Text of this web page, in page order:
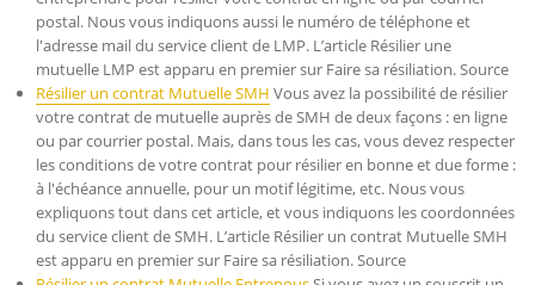
postal. Nous vous indiquons aussi le numéro de téléphone et
l'adresse mail du service client de LMP. L’article Résilier une
mutuelle LMP est apparu en premier sur Faire sa résiliation. Source
Résilier un contrat Mutuelle SMH Vous avez la possibilité de résilier
votre contrat de mutuelle auprès de SMH de deux façons : en ligne
ou par courrier postal. Mais, dans tous les cas, vous devez respecter
les conditions de votre contrat pour résilier en bonne et due forme :
à l'échéance annuelle, pour un motif légitime, etc. Nous vous
expliquons tout dans cet article, et vous indiquons les coordonnées
du service client de SMH. L’article Résilier un contrat Mutuelle SMH
est apparu en premier sur Faire sa résiliation. Source